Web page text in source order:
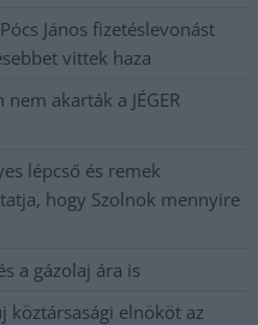
János fizetéslevonást
vittek haza
akarták a JÉGER
lépcső és remek
hogy Szolnok mennyire
a gázolaj ára is
köztársasági elnököt az